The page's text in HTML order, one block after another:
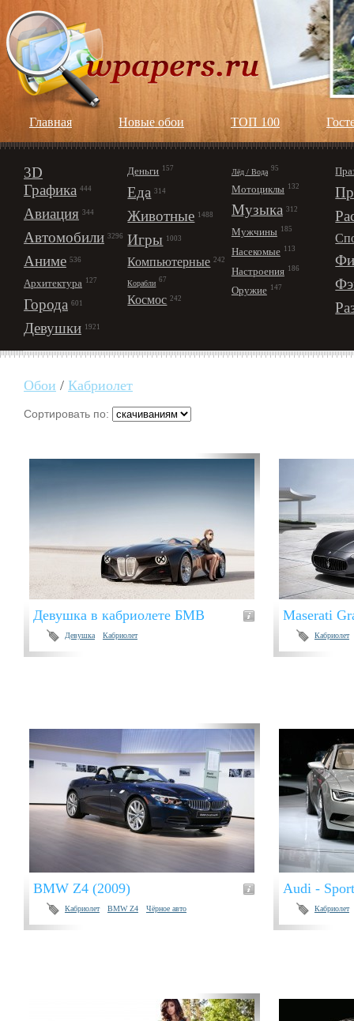
Главная Новые обои ТОП 100
3D
Графика 444
Авиация 344
Автомобили 3296
Аниме 536
Архитектура 127
Города 601
Девушки 1921
Деньги 157
Еда 314
Животные 1488
Игры 1003
Компьютерные 242
Корабли 67
Космос 242
Лёд / Вода 95
Мотоциклы 132
Музыка 312
Мужчины 185
Насекомые 113
Настроения 186
Оружие 147
Обои / Кабриолет
Сортировать по:
Девушка в кабриолете БМВ
Девушка Кабриолет
Maserati
Кабриолет
BMW Z4 (2009)
Кабриолет BMW Z4 Чёрное авто
Audi -
Кабриолет